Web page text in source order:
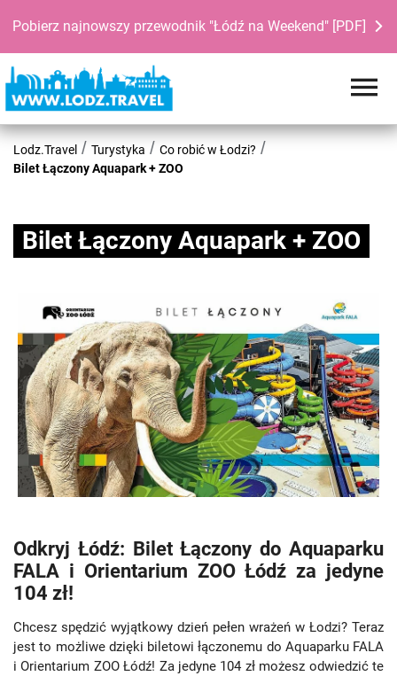
Pobierz najnowszy przewodnik "Łódź na Weekend" [PDF]
Lodz.Travel Turystyka
Co robić w Łodzi?
Bilet Łączony Aquapark + ZOO
Bilet Łączony Aquapark + ZOO
Odkryj Łódź: Bilet Łączony do Aquaparku
FALA i Orientarium ZOO Łódź za jedyne
104 zł!
Chcesz spędzić wyjątkowy dzień pełen wrażeń w Łodzi? Teraz
jest to możliwe dzięki biletowi łączonemu do Aquaparku FALA
i Orientarium ZOO Łódź! Za jedyne 104 zł możesz odwiedzić te